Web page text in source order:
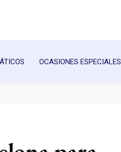
OCASIONES ESPECIALES